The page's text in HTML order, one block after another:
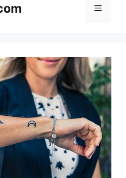
Menu